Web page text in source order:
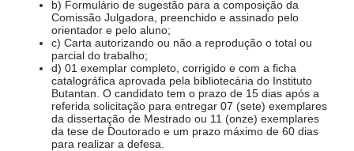
b) Formulário de sugestão para a composição da
Comissão Julgadora, preenchido e assinado pelo
orientador e pelo aluno;
c) Carta autorizando ou não a reprodução o total ou
parcial do trabalho;
d) 01 exemplar completo, corrigido e com a ficha
catalográfica aprovada pela bibliotecária do Instituto
Butantan. O candidato tem o prazo de 15 dias após a
referida solicitação para entregar 07 (sete) exemplares
da dissertação de Mestrado ou 11 (onze) exemplares
da tese de Doutorado e um prazo máximo de 60 dias
para realizar a defesa.